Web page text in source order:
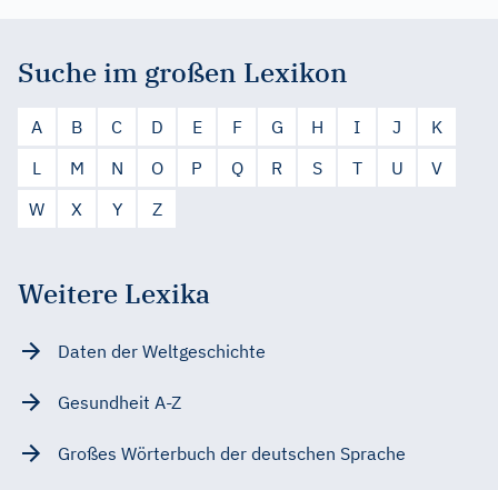
Suche im großen Lexikon
A B C D E F G H I J
K
L
M N O P Q R S T U
V
W
X Y Z
Weitere Lexika
Daten der Weltgeschichte
Gesundheit A-Z
Großes Wörterbuch der deutschen Sprache